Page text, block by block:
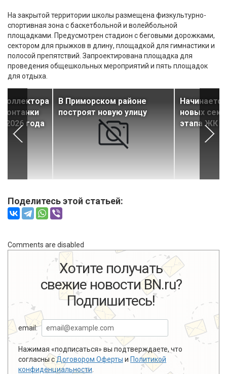
На закрытой территории школы размещена физкультурно-
спортивная зона с баскетбольной и волейбольной
площадками. Предусмотрен стадион с беговыми дорожками,
сектором для прыжков в длину, площадкой для гимнастики и
полосой препятствий. Запроектирована площадка для
проведения общешкольных мероприятий и пять площадок
для отдыха.
2026 года
В Приморском районе
построят новую улицу
новых
этапа ЖК
Поделитесь этой статьей:
Comments are disabled
Хотите получать
свежие новости BN.ru?
Подпишитесь!
email:
Нажимая «подписаться» вы подтверждаете, что
согласны сДоговором Оферты и Политикой
конфиденциальности